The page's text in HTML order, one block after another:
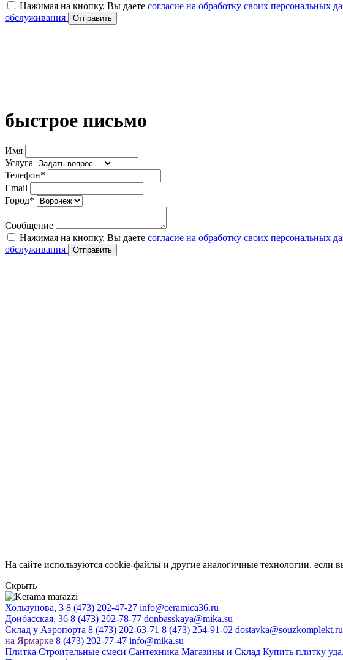
Нажимая на кнопку, Вы даете согласие на обработку своих персональных
обслуживания
быстрое письмо
Имя
Услуга
Телефон*
Email
Город*
Сообщение
Нажимая на кнопку, Вы даете согласие на обработку своих персональных
обслуживания
На сайте используются cookie-файлы и другие аналогичные технологии. если
Скрыть
Хользунова, 3 8 (473) 202-47-27 info@ceramica36.ru
Донбасская, 36 8 (473) 202-78-77 donbasskaya@mika.su
Склад у Аэропорта 8 (473) 202-63-71 8 (473) 254-91-02 dostavka@souzkomplekt.ru
на Ярмарке 8 (473) 202-77-47 info@mika.su
Плитка Строительные смеси Сантехника Магазины и Склад Купить плитку